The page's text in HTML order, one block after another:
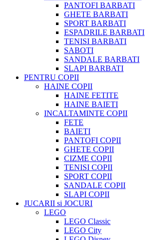
PANTOFI BARBATI
GHETE BARBATI
SPORT BARBATI
ESPADRILE BARBATI
TENISI BARBATI
SABOTI
SANDALE BARBATI
SLAPI BARBATI
PENTRU COPII
HAINE COPII
HAINE FETITE
HAINE BAIETI
INCALTAMINTE COPII
FETE
BAIETI
PANTOFI COPII
GHETE COPII
CIZME COPII
TENISI COPII
SPORT COPII
SANDALE COPII
SLAPI COPII
JUCARII si JOCURI
LEGO
LEGO Classic
LEGO City